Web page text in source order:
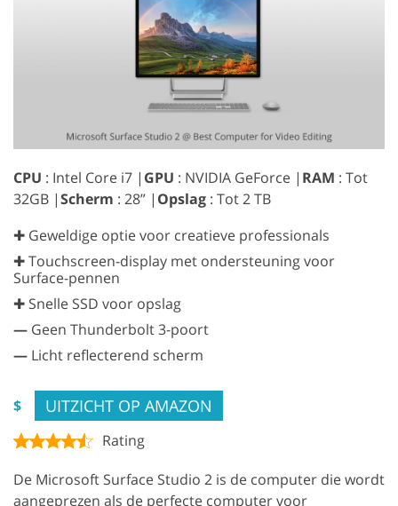
CPU : Intel Core i7 | GPU : NVIDIA GeForce | RAM : Tot
32GB |Scherm : 28” | Opslag : Tot 2 TB
✚ Geweldige optie voor creatieve professionals
✚ Touchscreen-display met ondersteuning voor
Surface-pennen
✚ Snelle SSD voor opslag
— Geen Thunderbolt 3-poort
— Licht reflecterend scherm
$ UITZICHT OP AMAZON
Rating
De Microsoft Surface Studio 2 is de computer die wordt
aangeprezen als de perfecte computer voor